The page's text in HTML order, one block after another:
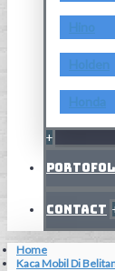
Hino
Holden
Honda
+
Contact
Home
Kaca Mobil Di